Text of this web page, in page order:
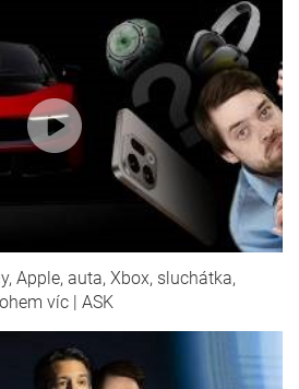
Apple, auta, Xbox, sluchátka,
víc | ASK